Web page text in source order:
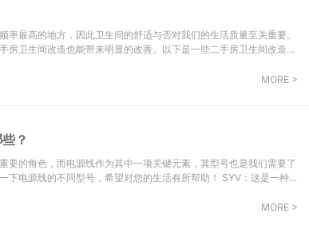
率最高的地方，因此卫生间的舒适与否对我们的生活质量至关重要。
房卫生间改造也能带来明显的改善。以下是一些二手房卫生间改造翻
的铺设
MORE >
？
要的角色，而电源线作为其中一项关键元素，其型号也是我们需要了
线的不同型号，希望对您的生活有所帮助！ SYV：这是一种
采用聚氯乙烯
MORE >